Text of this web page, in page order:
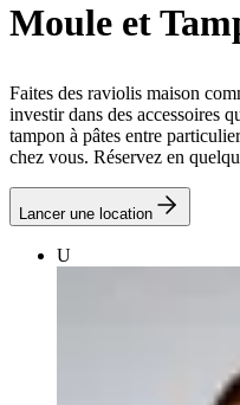
Moule et
Faites des raviolis maison
investir dans des accessoires
tampon à pâtes entre
chez vous. Réservez en
Lancer une location
U